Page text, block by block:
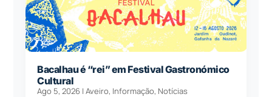
Bacalhau é “rei” em Festival Gastronómico
Cultural
Ago 5, 2026 |Aveiro, Informação, Notícias